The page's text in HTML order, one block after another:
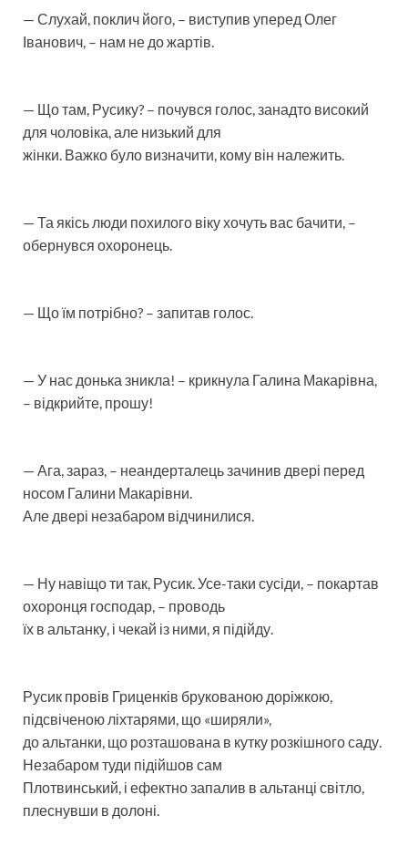
— Слухай, поклич його, – виступив уперед Олег
Іванович, – нам не до жартів.
— Що там, Русику? – почувся голос, занадто високий
для чоловіка, але низький для
жінки. Важко було визначити, кому він належить.
— Та якісь люди похилого віку хочуть вас бачити, –
обернувся охоронець.
— Що їм потрібно? – запитав голос.
— У нас донька зникла! – крикнула Галина Макарівна,
– відкрийте, прошу!
— Ага, зараз, – неандерталець зачинив двері перед
носом Галини Макарівни.
Але двері незабаром відчинилися.
— Ну навіщо ти так, Русик. Усе-таки сусіди, – покартав
охоронця господар, – проводь
їх в альтанку, і чекай із ними, я підійду.
Русик провів Гриценків брукованою доріжкою,
підсвіченою ліхтарями, що «ширяли»,
до альтанки, що розташована в кутку розкішного саду.
Незабаром туди підійшов сам
Плотвинський, і ефектно запалив в альтанці світло,
плеснувши в долоні.